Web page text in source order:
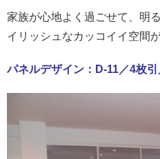
家族が心地よく過ごせて、明
イリッシュなカッコイイ空間
パネルデザイン：D-11／4枚